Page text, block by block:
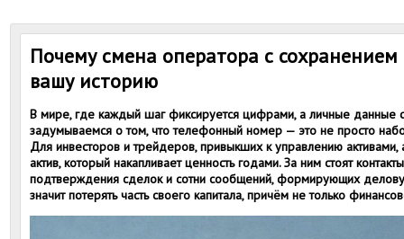
Почему смена оператора с
вашу историю
В мире, где каждый шаг фиксируется цифрами, а личные данные
задумываемся о том, что телефонный номер — это не просто
Для инвесторов и трейдеров, привыкших к управлению
актив, который накапливает ценность годами. За ним стоят
подтверждения сделок и сотни сообщений, формирующих
значит потерять часть своего капитала, причём не только